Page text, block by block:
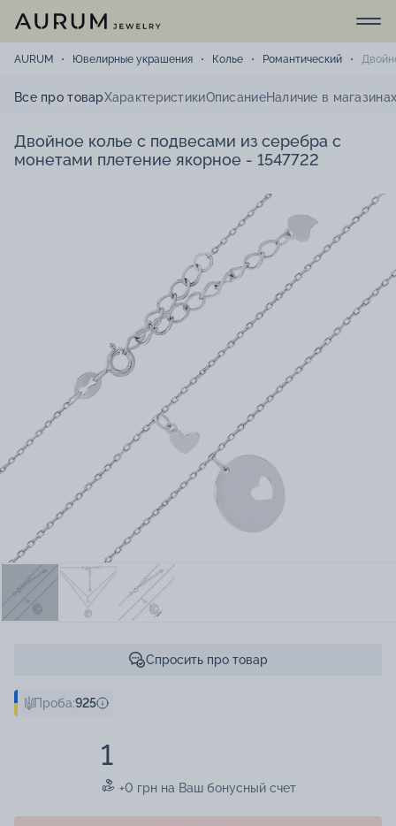
AURUM Ювелирные украшения Колье Романтический
Все про товарХарактеристикиОписаниеНаличие в
Двойное колье с подвесами из серебра с
монетами плетение якорное - 1547722
Спросить про товар
Проба:925
1
+0 грн на Ваш бонусный счет